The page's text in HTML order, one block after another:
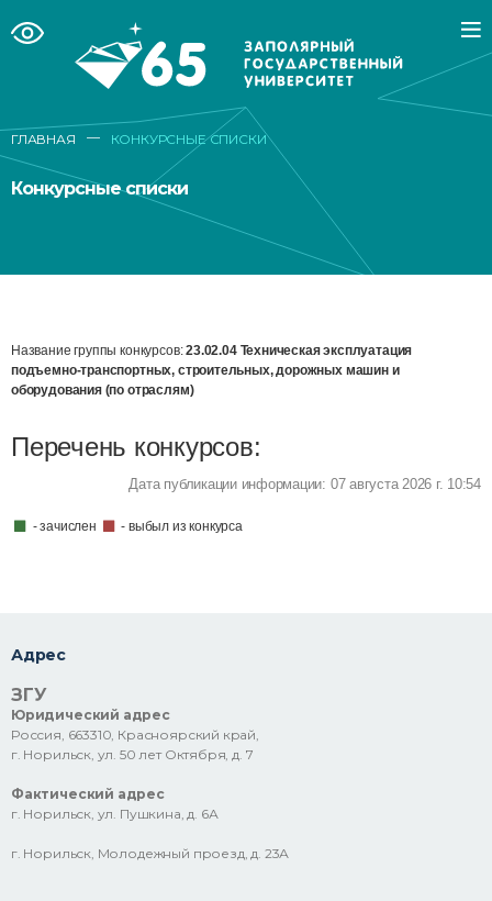
ГЛАВНАЯ — КОНКУРСНЫЕ СПИСКИ
Конкурсные списки
Название группы конкурсов:23.02.04 Техническая эксплуатация
подъемно-транспортных, строительных, дорожных машин и
оборудования (по отраслям)
Перечень конкурсов:
Дата публикации информации: 07 августа 2026 г. 10:54
- зачислен - выбыл из конкурса
Адрес
ЗГУ
Юридический адрес
Россия, 663310, Красноярский край,
г. Норильск, ул. 50 лет Октября, д. 7
Фактический адрес
г. Норильск, ул. Пушкина, д. 6А
г. Норильск, Молодежный проезд, д. 23А